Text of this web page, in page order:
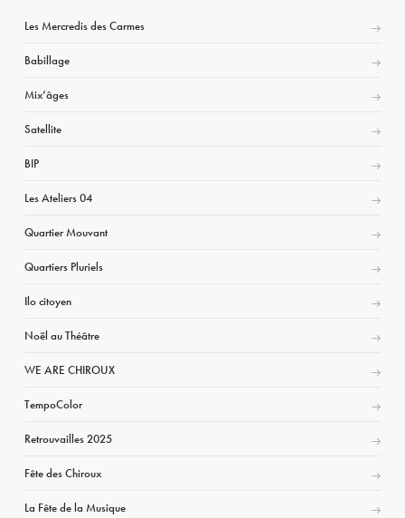
Les Mercredis des Carmes
Babillage
Mix’âges
Satellite
BIP
Les Ateliers 04
Quartier Mouvant
Quartiers Pluriels
Ilo citoyen
Noël au Théâtre
WE ARE CHIROUX
TempoColor
Retrouvailles 2025
Fête des Chiroux
La Fête de la Musique